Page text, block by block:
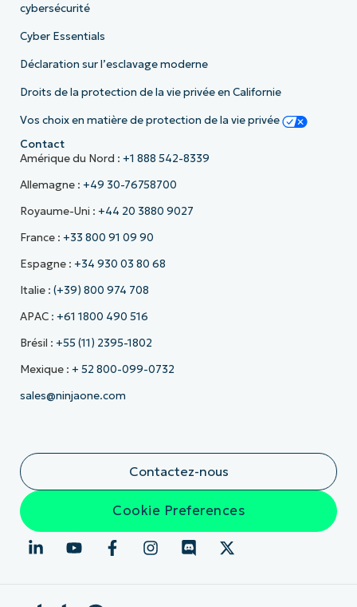
cybersécurité
Cyber Essentials
Déclaration sur l’esclavage moderne
Droits de la protection de la vie privée en Californie
Vos choix en matière de protection de la vie privée
Contact
Amérique du Nord : +1 888 542-8339
Allemagne : +49 30-76758700
Royaume-Uni : +44 20 3880 9027
France : +33 800 91 09 90
Espagne : +34 930 03 80 68
Italie : (+39) 800 974 708
APAC : +61 1800 490 516
Brésil : +55 (11) 2395-1802
Mexique : + 52 800-099-0732
sales@ninjaone.com
Contactez-nous
Cookie Preferences